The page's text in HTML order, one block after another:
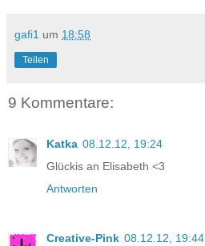
gafi1 um 18:58
Teilen
9 Kommentare:
Katka 08.12.12, 19:24
Glückis an Elisabeth <3
Antworten
Creative-Pink 08.12.12, 19:44